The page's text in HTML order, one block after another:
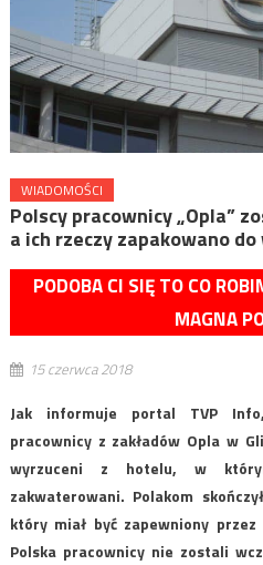
WIADOMOŚCI
Polscy pracownicy „Opla”
a ich rzeczy zapakowano
PODOBA CI SIĘ TO CO
MAGNA
15 czerwca 2018
Jak informuje portal TVP
pracownicy z zakładów Opla w
wyrzuceni z hotelu, w
zakwaterowani. Polakom
który miał być zapewniony
Polska pracownicy nie zostali